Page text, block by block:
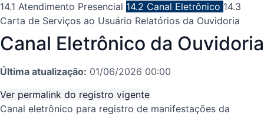
14.1 Atendimento Presencial 14.2 Canal Eletrônico 14.3
Carta de Serviços ao Usuário Relatórios da Ouvidoria
Canal Eletrônico da Ouvidoria
Última atualização: 01/06/2026 00:00
Ver permalink do registro vigente
Canal eletrônico para registro de manifestações da